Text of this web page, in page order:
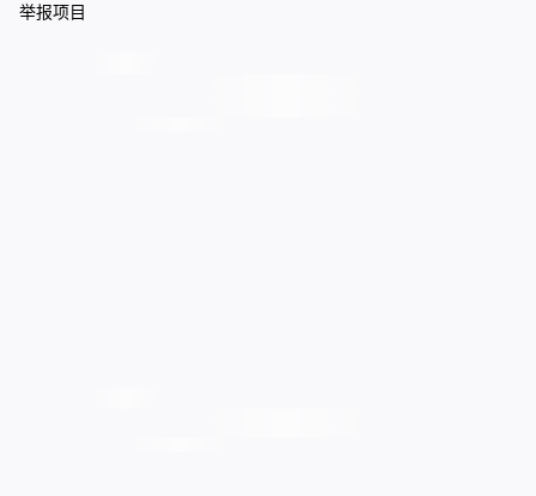
举报项目